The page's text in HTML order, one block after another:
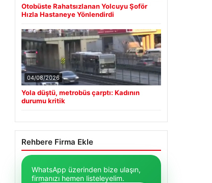
Otobüste Rahatsızlanan Yolcuyu Şoför
Hızla Hastaneye Yönlendirdi
04/08/2026
Yola düştü, metrobüs çarptı: Kadının
durumu kritik
Rehbere Firma Ekle
WhatsApp üzerinden bize ulaşın,
firmanızı hemen listeleyelim.